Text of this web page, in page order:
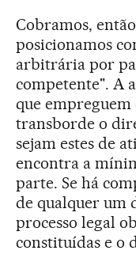
Cobramos,
posicionamos
arbitrária por
competente". A
que
transborde o
sejam estes de
encontra a
parte. Se há
de qualquer um
processo legal
constituídas e o